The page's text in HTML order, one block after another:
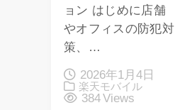
ョン はじめに店舗
やオフィスの防犯対
策、…
2026年1月4日
楽天モバイル
384 Views